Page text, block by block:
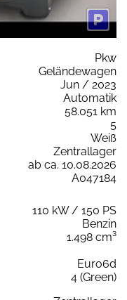
Pkw
Geländewagen
Jun / 2023
Automatik
58.051 km
5
Weiß
Zentrallager
ab ca. 10.08.2026
A047184
110 kW / 150 PS
Benzin
1.498 cm³
Euro6d
4 (Green)